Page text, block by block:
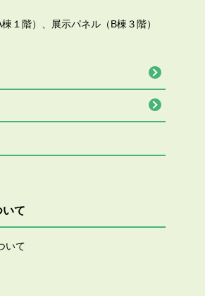
１階）、展示パネル（B棟３階）
いて
いて